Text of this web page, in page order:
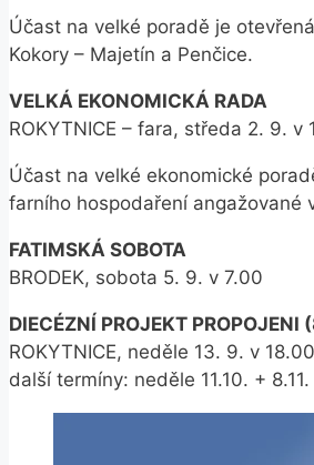
Účast na velké poradě je
Kokory – Majetín a Penčice.
VELKÁ EKONOMICKÁ RADA
ROKYTNICE – fara, středa 2. 9. v
Účast na velké ekonomické
farního hospodaření angažované
FATIMSKÁ SOBOTA
BRODEK, sobota 5. 9. v 7.00
DIECÉZNÍ PROJEKT PROPOJENI
ROKYTNICE, neděle 13. 9. v 18.00
další termíny: neděle 11.10. + 8.11.